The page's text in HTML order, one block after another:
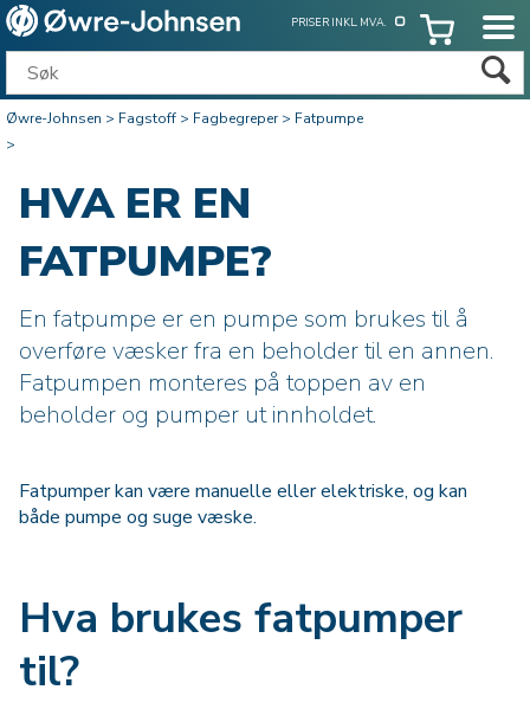
PRISER INKL. MVA.
Øwre-Johnsen>Fagstoff>Fagbegreper>Fatpumpe
>
HVA ER EN
FATPUMPE?
En fatpumpe er en pumpe som brukes til å
overføre væsker fra en beholder til en annen.
Fatpumpen monteres på toppen av en
beholder og pumper ut innholdet.
Fatpumper kan være manuelle eller elektriske, og kan
både pumpe og suge væske.
Hva brukes fatpumper
til?